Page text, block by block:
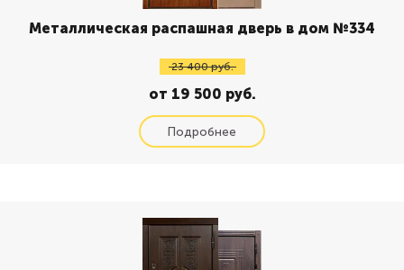
Металлическая распашная дверь в дом №334
23 400 руб.
от 19 500 руб.